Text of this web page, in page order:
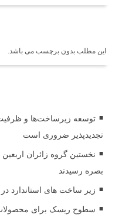
این مطلب بدون برچسب می باشد.
توسعه زیرساخت‌ها و
تجدیدپذیر ضروری است
نخستین گروه زائران اربعین
بصره رسیدند
زیر ساخت های استاندارد
سطوح ریسک برای محصولات